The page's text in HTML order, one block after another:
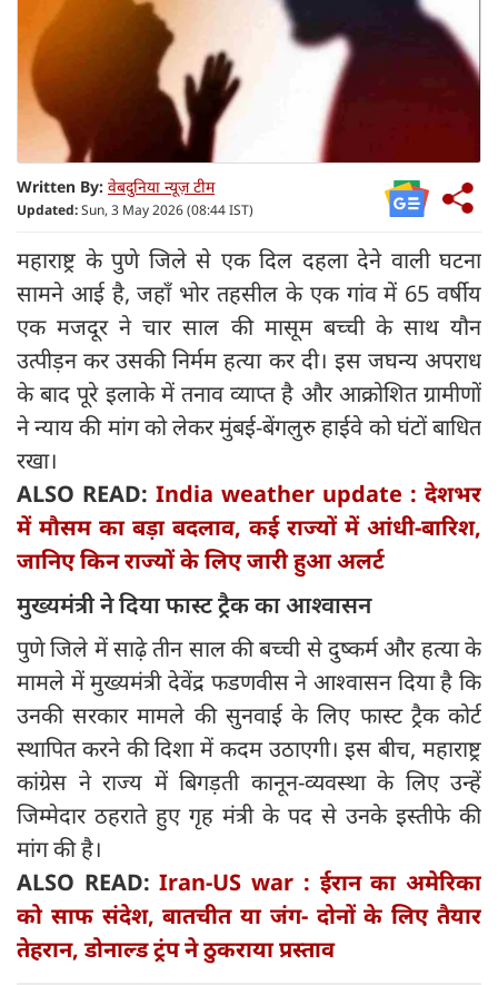
Written By: वेबदुनिया न्यूज़ टीम
Updated:Sun, 3 May 2026 (08:44 IST)
महाराष्ट्र के पुणे जिले से एक दिल दहला देने वाली घटना
सामने आई है, जहाँ भोर तहसील के एक गांव में 65 वर्षीय
एक मजदूर ने चार साल की मासूम बच्ची के साथ यौन
उत्पीड़न कर उसकी निर्मम हत्या कर दी। इस जघन्य अपराध
के बाद पूरे इलाके में तनाव व्याप्त है और आक्रोशित ग्रामीणों
ने न्याय की मांग को लेकर मुंबई-बेंगलुरु हाईवे को घंटों बाधित
रखा।
ALSO READ: India weather update : देशभर
में मौसम का बड़ा बदलाव, कई राज्यों में आंधी-बारिश,
जानिए किन राज्यों के लिए जारी हुआ अलर्ट
मुख्यमंत्री ने दिया फास्ट ट्रैक का आश्वासन
पुणे जिले में साढ़े तीन साल की बच्ची से दुष्कर्म और हत्या के
मामले में मुख्यमंत्री देवेंद्र फडणवीस ने आश्वासन दिया है कि
उनकी सरकार मामले की सुनवाई के लिए फास्ट ट्रैक कोर्ट
स्थापित करने की दिशा में कदम उठाएगी। इस बीच, महाराष्ट्र
कांग्रेस ने राज्य में बिगड़ती कानून-व्यवस्था के लिए उन्हें
जिम्मेदार ठहराते हुए गृह मंत्री के पद से उनके इस्तीफे की
मांग की है।
ALSO READ:Iran-US war : ईरान का अमेरिका
को साफ संदेश, बातचीत या जंग- दोनों के लिए तैयार
तेहरान, डोनाल्ड ट्रंप ने ठुकराया प्रस्ताव